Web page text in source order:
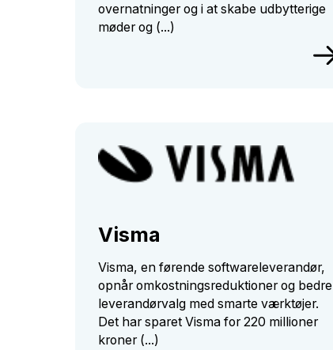
overnatninger og i at skabe udbytterige
møder og (...)
Visma
Visma, en førende softwareleverandør,
opnår omkostningsreduktioner og bedre
leverandørvalg med smarte værktøjer.
Det har sparet Visma for 220 millioner
kroner (...)